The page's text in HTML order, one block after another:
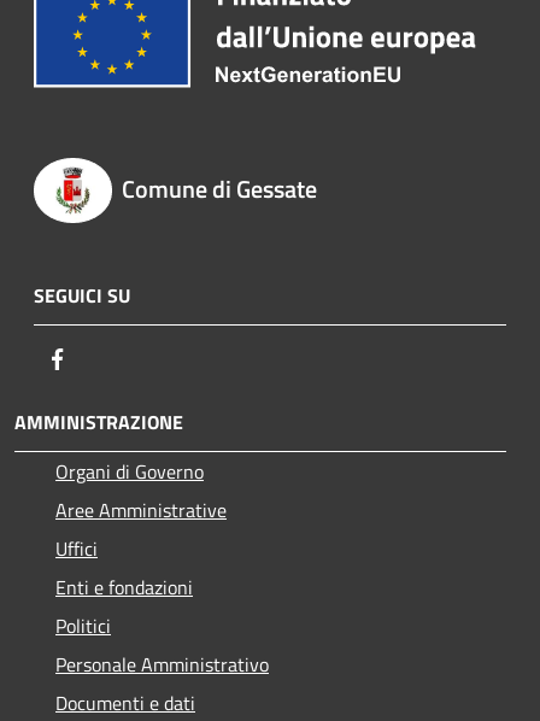
Comune di Gessate
SEGUICI SU
AMMINISTRAZIONE
Organi di Governo
Aree Amministrative
Uffici
Enti e fondazioni
Politici
Personale Amministrativo
Documenti e dati